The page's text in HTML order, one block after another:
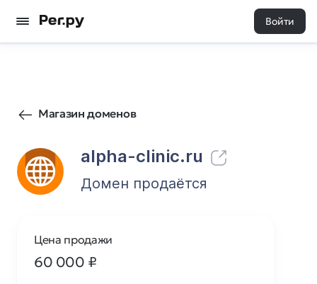
Войти
Магазин доменов
alpha-clinic.ru
22 0
Домен продаётся
Цена продажи
60 000 ₽